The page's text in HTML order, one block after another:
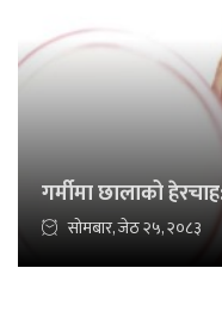
गर्मीमा छालाको
सोमबार, जेठ २५, २०८३